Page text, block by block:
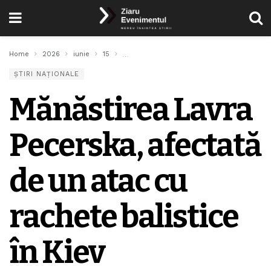
Home 2026 iunie 15
ȘTIRI NAȚIONALE
Mănăstirea Lavra
Pecerska, afectată
de un atac cu
rachete balistice
în Kiev